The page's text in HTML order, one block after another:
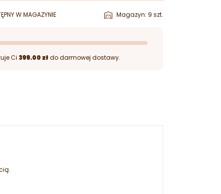
W MAGAZYNIE Magazyn: 9 szt.
Ci 399.00 złdo darmowej dostawy.